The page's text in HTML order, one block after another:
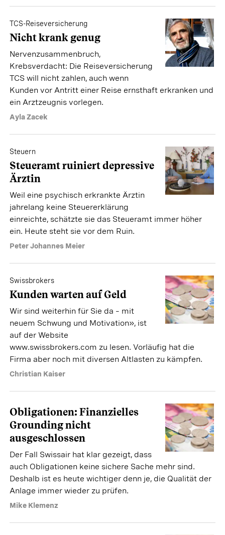
TCS-Reiseversicherung
Nicht krank genug
Nervenzusammenbruch,
Krebsverdacht: Die Reiseversicherung
TCS will nicht zahlen, auch wenn
Kunden vor Antritt einer Reise ernsthaft erkranken und
ein Arztzeugnis vorlegen.
Ayla Zacek
Steuern
Steueramt ruiniert depressive
Ärztin
Weil eine psychisch erkrankte Ärztin
jahrelang keine Steuererklärung
einreichte, schätzte sie das Steueramt immer höher
ein. Heute steht sie vor dem Ruin.
Peter Johannes Meier
Swissbrokers
Kunden warten auf Geld
Wir sind weiterhin für Sie da – mit
neuem Schwung und Motivation», ist
auf der Website
www.swissbrokers.com zu lesen. Vorläufig hat die
Firma aber noch mit diversen Altlasten zu kämpfen.
Christian Kaiser
Obligationen: Finanzielles
Grounding nicht
ausgeschlossen
Der Fall Swissair hat klar gezeigt, dass
auch Obligationen keine sichere Sache mehr sind.
Deshalb ist es heute wichtiger denn je, die Qualität der
Anlage immer wieder zu prüfen.
Mike Klemenz